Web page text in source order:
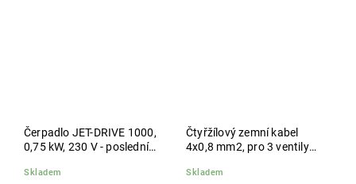
Čerpadlo JET-DRIVE 1000,
0,75 kW, 230 V - poslední
Skladem
Čtyřžílový zemní kabel
4x0,8 mm2, pro 3 ventily
Skladem